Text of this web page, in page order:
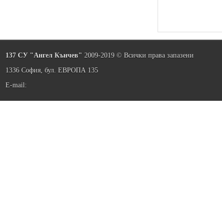
137 СУ "Ангел Кънчев" 2009-2019 © Всички права запазени
1336 София, бул. ЕВРОПА 135
E-mail: